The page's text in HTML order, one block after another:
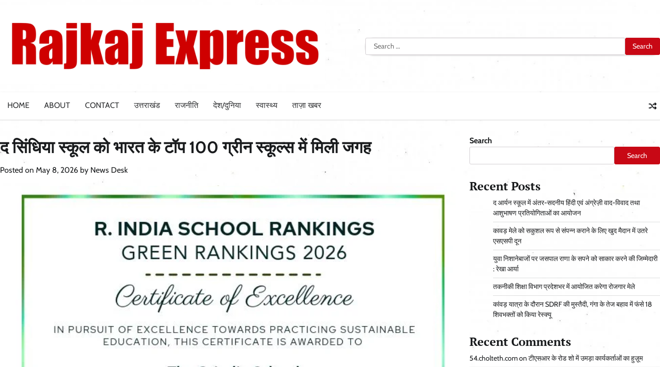
content
Search
for:
HOME ABOUT CONTACT उत्तराखंड राजनीति देश/दुनिया स्वास्थ्य ताज़ा खबर
द सिंधिया स्कूल को भारत के टॉप 100 ग्रीन स्कूल्स में मिली जगह
Posted on May 8, 2026 by News Desk
Search
Search
Recent Posts
द आर्यन स्कूल में अंतर-सदनीय हिंदी एवं अंग्रेज़ी वाद-विवाद तथा
आशुभाषण प्रतियोगिताओं का आयोजन
कावड़ मेले को सकुशल रूप से संपन्न कराने के लिए खुद मैदान में उतरे
एसएसपी दून
युवा निशानेबाजों पर जसपाल राणा के सपने को साकार करने की जिम्मेदारी
: रेखा आर्या
तकनीकी शिक्षा विभाग प्रदेशभर में आयोजित करेगा रोजगार मेले
कांवड़ यात्रा के दौरान SDRF की मुस्तैदी, गंगा के तेज बहाव में फंसे 18
शिवभक्तों को किया रेस्क्यू
Recent Comments
54.cholteth.comonटीएसआर के रोड शो में उमड़ा कार्यकर्ताओं का हुज़ूम